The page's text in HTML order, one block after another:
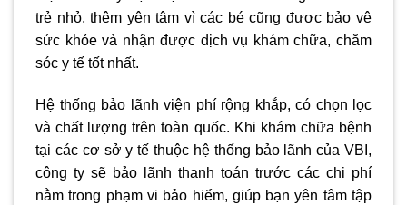
trẻ nhỏ, thêm yên tâm vì các bé cũng được bảo vệ
sức khỏe và nhận được dịch vụ khám chữa, chăm
sóc y tế tốt nhất.
Hệ thống bảo lãnh viện phí rộng khắp, có chọn lọc
và chất lượng trên toàn quốc. Khi khám chữa bệnh
tại các cơ sở y tế thuộc hệ thống bảo lãnh của VBI,
công ty sẽ bảo lãnh thanh toán trước các chi phí
nằm trong phạm vi bảo hiểm, giúp bạn yên tâm tập